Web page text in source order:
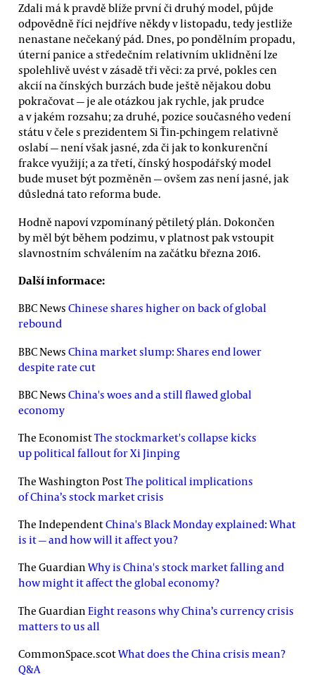
Zdali má k pravdě blíže první či druhý model, půjde
odpovědně říci nejdříve někdy v listopadu, tedy jestliže
nenastane nečekaný pád. Dnes, po pondělním propadu,
úterní panice a středečním relativním uklidnění lze
spolehlivě uvést v zásadě tři věci: za prvé, pokles cen
akcií na čínských burzách bude ještě nějakou dobu
pokračovat — je ale otázkou jak rychle, jak prudce
a v jakém rozsahu; za druhé, pozice současného vedení
státu v čele s prezidentem Si Ťin-pchingem relativně
oslabí — není však jasné, zda či jak to konkurenční
frakce využijí; a za třetí, čínský hospodářský model
bude muset být pozměněn — ovšem zas není jasné, jak
důsledná tato reforma bude.
Hodně napoví vzpomínaný pětiletý plán. Dokončen
by měl být během podzimu, v platnost pak vstoupit
slavnostním schválením na začátku března 2016.
Další informace:
BBC News Chinese shares higher on back of global
rebound
BBC News China market slump: Shares end lower
despite rate cut
BBC News China's woes and a still flawed global
economy
The EconomistThe stockmarket's collapse kicks
up political fallout for Xi Jinping
The Washington PostThe political implications
of China’s stock market crisis
The IndependentChina's Black Monday explained: What
is it — and how will it affect you?
The Guardian Why is China's stock market falling and
how might it affect the global economy?
The Guardian Eight reasons why China’s currency crisis
matters to us all
CommonSpace.scotWhat does the China crisis mean?
Q&A